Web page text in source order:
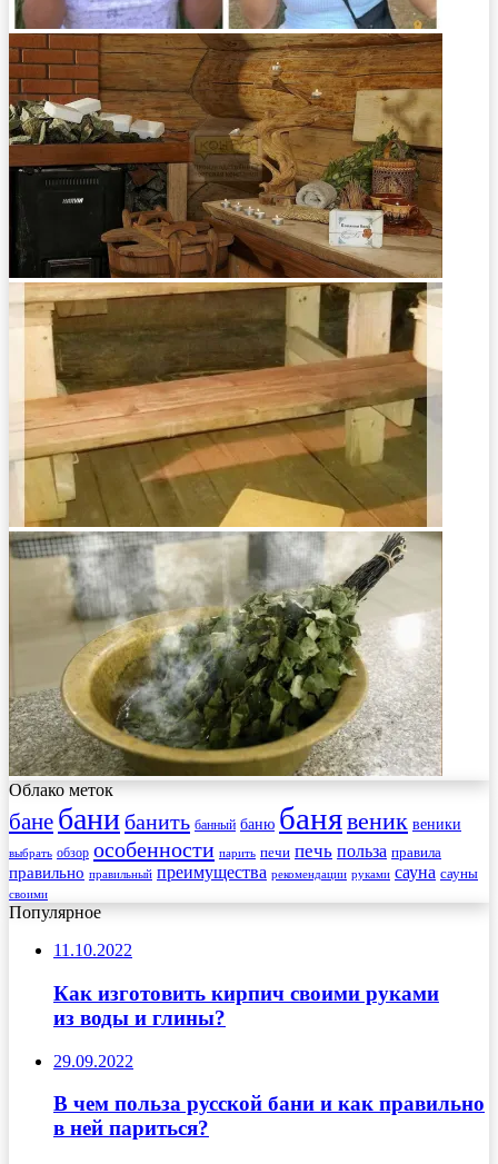
Облако меток
бане бани банить банный баню банявеник веники
выбрать обзор особенности парить печи печь польза правила
правильно правильный преимущества рекомендации руками сауна сауны
своими
Популярное
11.10.2022
Как изготовить кирпич своими руками
из воды и глины?
29.09.2022
В чем польза русской бани и как правильно
в ней париться?